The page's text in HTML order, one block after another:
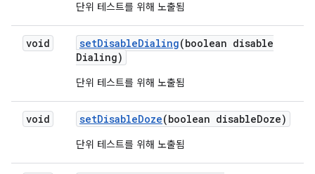
단위 테스트를 위해 노출됨
void setDisableDialing(boolean disable
Dialing)
단위 테스트를 위해 노출됨
void setDisableDoze(boolean disableDoze)
단위 테스트를 위해 노출됨